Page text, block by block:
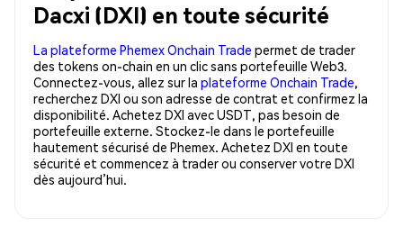
Dacxi (DXI) en toute sécurité
La plateforme Phemex Onchain Trade permet de trader
des tokens on-chain en un clic sans portefeuille Web3.
Connectez-vous, allez sur la plateforme Onchain Trade,
recherchez DXI ou son adresse de contrat et confirmez la
disponibilité. Achetez DXI avec USDT, pas besoin de
portefeuille externe. Stockez-le dans le portefeuille
hautement sécurisé de Phemex. Achetez DXI en toute
sécurité et commencez à trader ou conserver votre DXI
dès aujourd’hui.